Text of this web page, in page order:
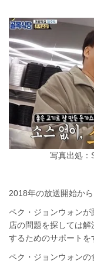
写真出処：
2018年の放送開始か
ペク・ジョンウォン
店の問題を探しては
するためのサポートを
ペク・ジョンウォン